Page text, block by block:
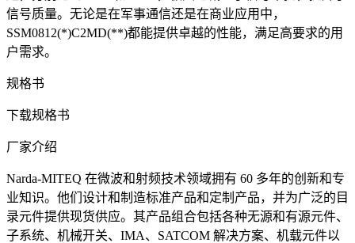
信号质量。无论是在军事通信还是在商业应用中，
SSM0812(*)C2MD(**)都能提供卓越的性能，满足高要求的用
户需求。
规格书
下载规格书
厂家介绍
Narda-MITEQ 在微波和射频技术领域拥有 60 多年的创新和专
业知识。他们设计和制造标准产品和定制产品，并为广泛的目
录元件提供现货供应。其产品组合包括各种无源和有源元件、
子系统、机械开关、IMA、SATCOM 解决方案、机载元件以